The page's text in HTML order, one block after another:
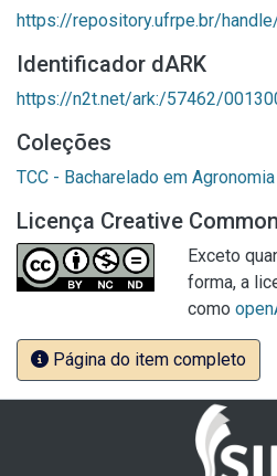
https://repository.ufrpe.br/
Identificador dARK
https://n2t.net/ark:/57462/
Coleções
TCC - Bacharelado em
Licença Creative
Exceto
forma, a
como
Página do item completo